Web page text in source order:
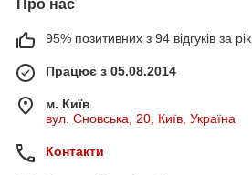
Про нас
95% позитивних з 94 відгуків за рік
Працює з 05.08.2014
м. Київ
вул. Сновська, 20, Київ, Україна
Контакти